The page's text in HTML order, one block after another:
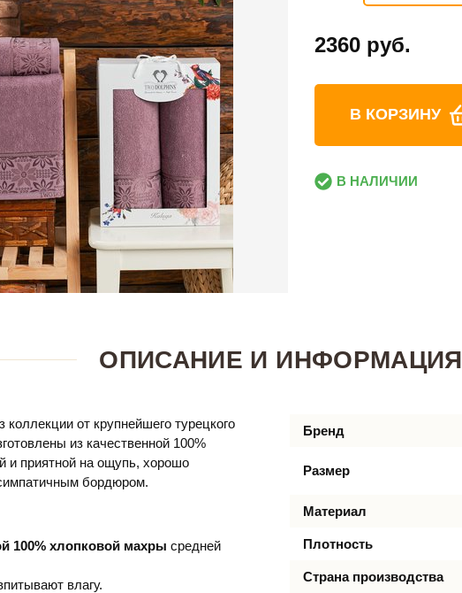
2360 руб.
В КОРЗИНУ
В НАЛИЧИИ
ОПИСАНИЕ И ИНФОРМАЦИЯ
от крупнейшего турецкого
из качественной 100%
и приятной на ощупь, хорошо
бордюром.
100% хлопковой махры средней
влагу.
Бренд
Размер
Материал
Плотность
Страна производства